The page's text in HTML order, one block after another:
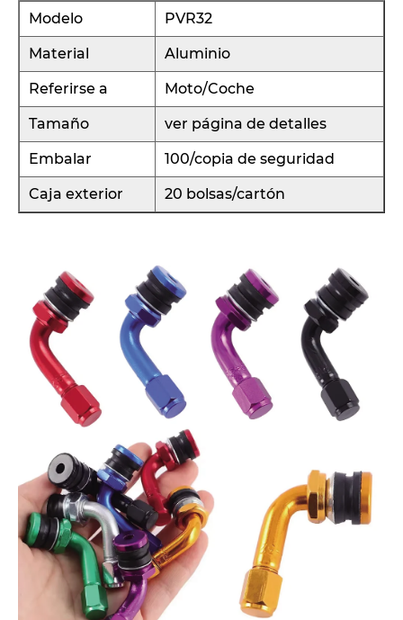
Modelo PVR32
Material Aluminio
Referirse a Moto/Coche
Tamaño ver página de detalles
Embalar 100/copia de seguridad
Caja exterior 20 bolsas/cartón